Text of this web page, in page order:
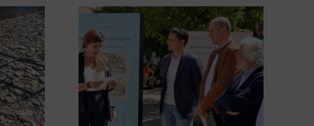
en
terra’
A COMG leva a Vigo a
exposición ‘Tesouros da terra’